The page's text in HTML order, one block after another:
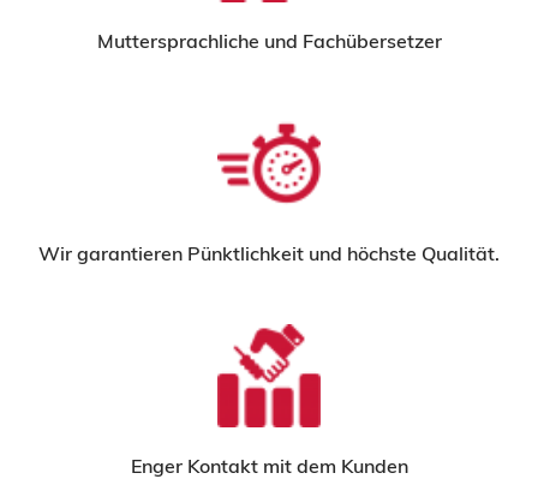
Muttersprachliche und Fachübersetzer
Wir garantieren Pünktlichkeit und höchste Qualität.
Enger Kontakt mit dem Kunden